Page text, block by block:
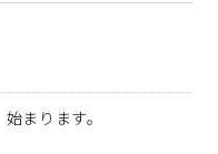
まります。